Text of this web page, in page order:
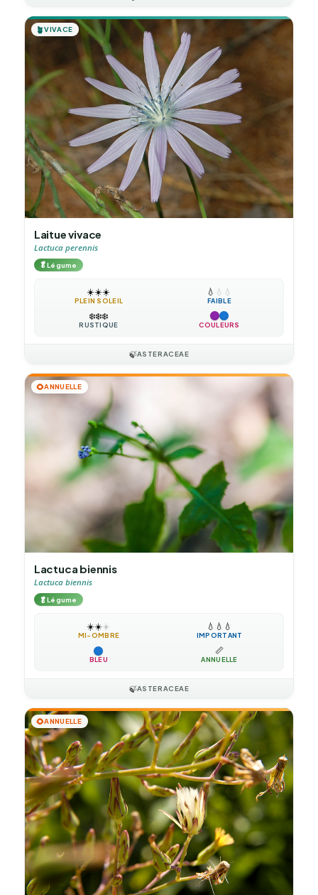
🪴VIVACE
Laitue vivace
Lactuca perennis
🥬Légume
☀️☀️☀️
PLEIN SOLEIL
💧 💧 💧
FAIBLE
❄️❄️❄️
RUSTIQUE COULEURS
🍃ASTERACEAE
🌻ANNUELLE
Lactuca biennis
Lactuca biennis
🥬Légume
☀️☀️☀️
MI-OMBRE
💧 💧 💧
IMPORTANT
BLEU
📏
ANNUELLE
🍃ASTERACEAE
🌻ANNUELLE